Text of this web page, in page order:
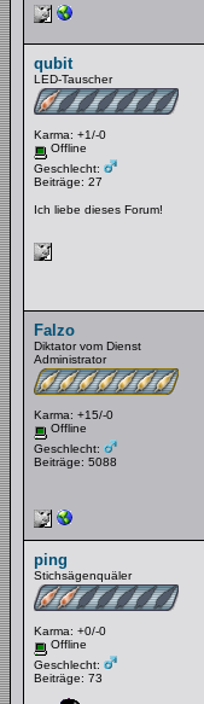
qubit
LED-Tauscher
Karma: +1/-0
Offline
Geschlecht:
Beiträge: 27
Ich liebe dieses Forum!
Falzo
Diktator vom Dienst
Administrator
Karma: +15/-0
Offline
Geschlecht:
Beiträge: 5088
ping
Stichsägenquäler
Karma: +0/-0
Offline
Geschlecht:
Beiträge: 73